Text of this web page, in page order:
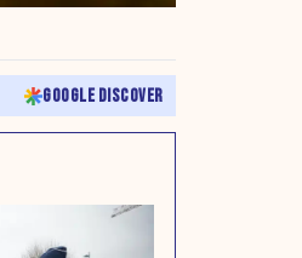
GOOGLE DISCOVER